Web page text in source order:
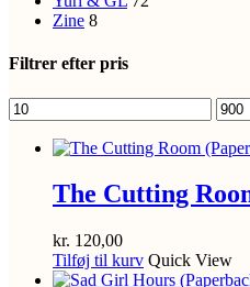
Zine 8
Filtrer efter pris
Mindste
pris
pris
The Cutting
kr. 120,00
Tilføj til kurv Quick View